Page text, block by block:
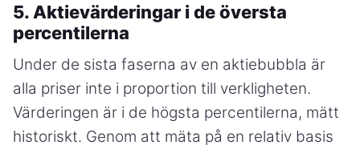
5. Aktievärderingar i de översta
percentilerna
Under de sista faserna av en aktiebubbla är
alla priser inte i proportion till verkligheten.
Värderingen är i de högsta percentilerna, mätt
historiskt. Genom att mäta på en relativ basis